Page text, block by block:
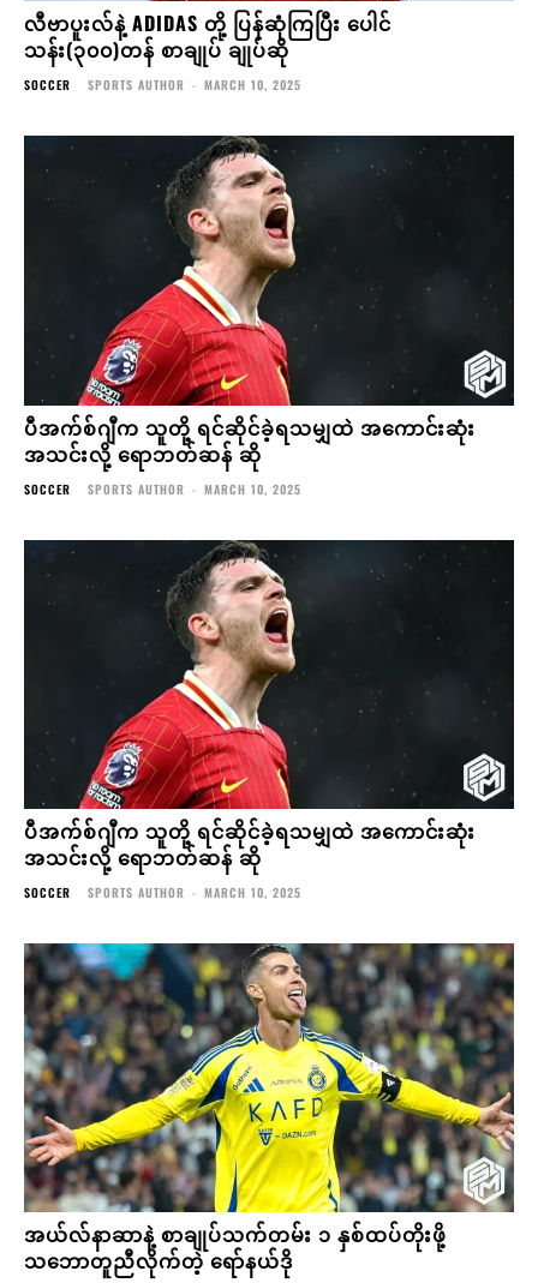
လီဗာပူးလ်နဲ့ ADIDAS တို့ ပြန်ဆုံကြပြီး ပေါင်
သန်း(၃၀၀)တန် စာချုပ် ချုပ်ဆို
SOCCER SPORTS AUTHOR - MARCH 10, 2025
ပီအက်စ်ဂျီက သူတို့ ရင်ဆိုင်ခဲ့ရသမျှထဲ အကောင်းဆုံး
အသင်းလို့ ရောဘတ်ဆန် ဆို
SOCCER SPORTS AUTHOR - MARCH 10, 2025
ပီအက်စ်ဂျီက သူတို့ ရင်ဆိုင်ခဲ့ရသမျှထဲ အကောင်းဆုံး
အသင်းလို့ ရောဘတ်ဆန် ဆို
SOCCER SPORTS AUTHOR - MARCH 10, 2025
အယ်လ်နာဆာနဲ့ စာချုပ်သက်တမ်း ၁ နှစ်ထပ်တိုးဖို့
သဘောတူညီလိုက်တဲ့ ရော်နယ်ဒို